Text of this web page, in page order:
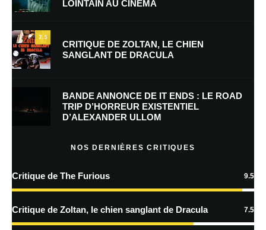
E-mail* Site web
Enregistrer mon nom, mon e-mail et mon site dans le navigateur pour
mon prochain commentaire.
plus sur la façon dont les données de vos commentaires sont
LOINTAIN AU CINÉMA
7.5
CRITIQUE DE ZOLTAN, LE CHIEN
SANGLANT DE DRACULA
BANDE ANNONCE DE IT ENDS : LE ROAD
TRIP D’HORREUR EXISTENTIEL
D’ALEXANDER ULLOM
NOS DERNIÈRES CRITIQUES
Critique de The Furious 9.5
Critique de Zoltan, le chien sanglant de Dracula 7.5